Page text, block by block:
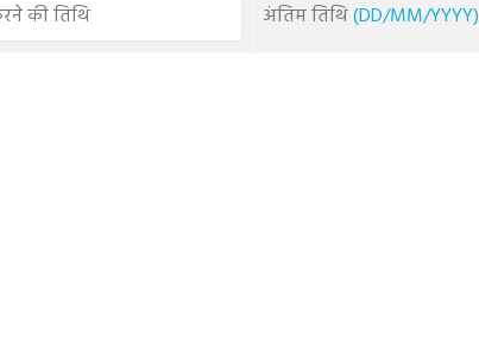
अंतिम तिथि(DD/MM/YYYY)